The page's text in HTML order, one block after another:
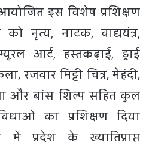
इस विशेष प्रशिक्षण
को नृत्य, नाटक, वाद्ययंत्र,
आर्ट, हस्तकढ़ाई, ड्राई
रजवार मिट्टी चित्र, मेहंदी,
और बांस शिल्प सहित कुल
का प्रशिक्षण दिया
प्रदेश के ख्यातिप्राप्त